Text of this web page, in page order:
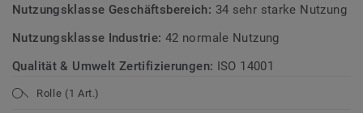
Nutzungsklasse Geschäftsbereich: 34 sehr starke Nutzung
Nutzungsklasse Industrie: 42 normale Nutzung
Qualität & Umwelt Zertifizierungen: ISO 14001
Rolle (1 Art.)